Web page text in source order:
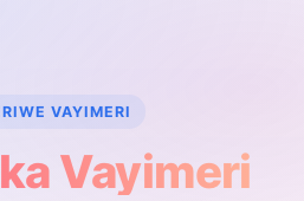
VAYIMERI
Vayimeri